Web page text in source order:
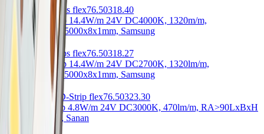
Yoko LED-Strips flex76.50318.40
Yoko LED-Strip 14.4W/m 24V DC4000K, 1320m/m,
RA>90LxBxH 5000x8x1mm, Samsung
Yoko LED-Strips flex76.50318.27
Yoko LED-Strip 14.4W/m 24V DC2700K, 1320lm/m,
LxBxH 5000x8x1mm, Samsung
Low COB LED-Strip flex76.50323.30
Low COB-Strip 4.8W/m 24V DC3000K, 470lm/m, RA>90LxBxH
5000x10x2mm, Sanan